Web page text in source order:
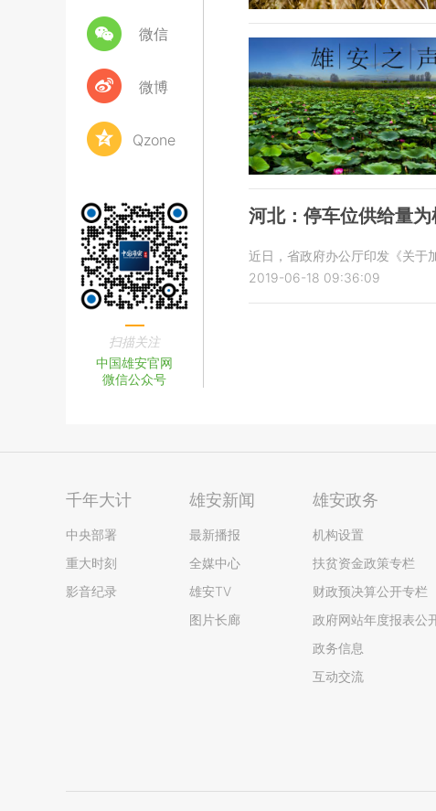
微信
微博
Qzone
扫描关注
中国雄安官网
微信公众号
河北：停车位供给量
近日，省政府办公厅印发《关于
2019-06-18 09:36:09
千年大计
中央部署
重大时刻
影音纪录
雄安新闻
最新播报
全媒中心
雄安TV
图片长廊
雄安政务
机构设置
扶贫资金政策专栏
财政预决算公开专栏
政府网站年度报表公
政务信息
互动交流